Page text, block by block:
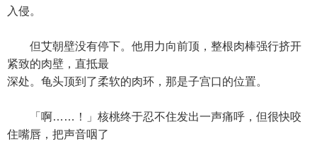
入侵。
但艾朝壁没有停下。他用力向前顶，整根肉棒强行挤开
紧致的肉壁，直抵最
深处。龟头顶到了柔软的肉环，那是子宫口的位置。
「啊……！」核桃终于忍不住发出一声痛呼，但很快咬
住嘴唇，把声音咽了